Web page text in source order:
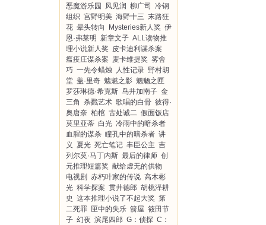
恶魔游乐园
风见润 柳广司
冷钢
组织 宫野明美 海野十三 末路狂
花 晕头转向 Mysteries新人奖 伊
恩·弗莱明
新章文子 ALL读物推
理小说新人奖 皮卡迪利谋杀案
瘟疫庄谋杀案 麦卡维提奖 雾舍
巧 一先令蜡烛 人性记录 野村胡
堂 盖·里奇 魑魅之影 魍魉之匣
罗莎琳德·希克斯 鸟井加南子 金
三角 杀戮艺术 歌唱的白骨 彼得·
奥唐奈 柏棺 古处诚二 假面饭店
莫里亚蒂 白光 冷雨中的暗杀者
血腥的谋杀 瞳孔中的暗杀者 讲
义
夏光 死亡笔记 丰臣公主 吉
列尔莫·马丁内斯 最后的律师 创
元推理短篇奖 献给虚无的供物
电视剧 赤朽叶家的传说 高木彬
光 科学探案 贯井德郎 胡桃泽耕
史 这本推理小说了不起大奖 第
二死罪 匣中的失乐 箭屋 筱田节
子 幻夜 滨尾四郎 G：侦探 C：